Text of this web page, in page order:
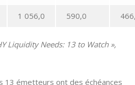
1 056,0 590,0
Liquidity Needs: 13 to Watch »,
13 émetteurs ont des échéances